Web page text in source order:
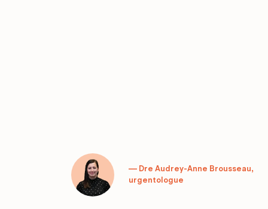
— Dre Audrey-Anne Brousseau,
urgentologue